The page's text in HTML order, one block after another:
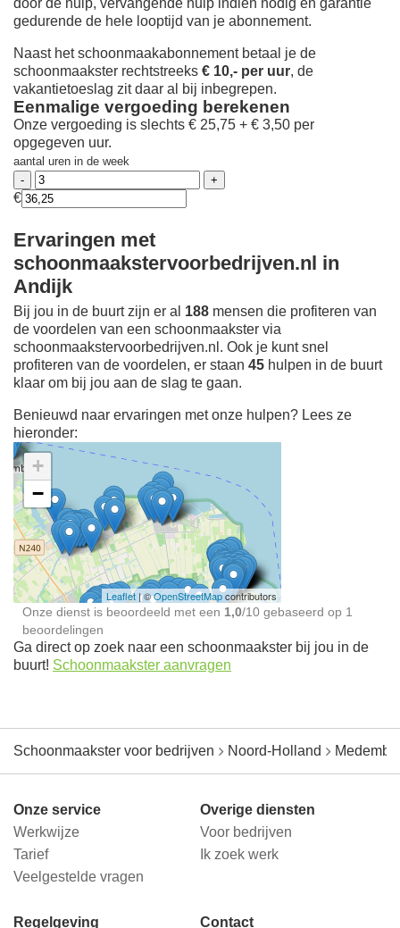
door de hulp, vervangende hulp indien nodig en garantie
gedurende de hele looptijd van je abonnement.
Naast het schoonmaakabonnement betaal je de
schoonmaakster rechtstreeks € 10,- per uur, de
vakantietoeslag zit daar al bij inbegrepen.
Eenmalige vergoeding berekenen
Onze vergoeding is slechts € 25,75 + € 3,50 per
opgegeven uur.
aantal uren in de week
€
Ervaringen met
schoonmaakstervoorbedrijven.nl in
Andijk
Bij jou in de buurt zijn er al 188 mensen die profiteren van
de voordelen van een schoonmaakster via
schoonmaakstervoorbedrijven.nl. Ook je kunt snel
profiteren van de voordelen, er staan 45 hulpen in de buurt
klaar om bij jou aan de slag te gaan.
Benieuwd naar ervaringen met onze hulpen? Lees ze
hieronder:
Ontdek meer ervaringen
Schoonmaakster bij
jou in de buurt
+
−
Leaflet | ©OpenStreetMapcontributors
Onze dienst is beoordeeld met een 1,0/10 gebaseerd op 1
beoordelingen
Ga direct op zoek naar een schoonmaakster bij jou in de
buurt! Schoonmaakster aanvragen
Schoonmaakster voor bedrijven Noord-Holland
Onze service
Werkwijze
Tarief
Veelgestelde vragen
Overige diensten
Voor bedrijven
Ik zoek werk
Regelgeving Contact